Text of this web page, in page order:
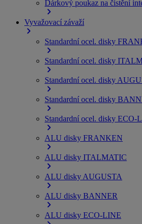
Dárkový poukaz na čistění
Vyvažovací závaží
Standardní ocel. disky
Standardní ocel. disky
Standardní ocel. disky
Standardní ocel. disky
Standardní ocel. disky ECO-
ALU disky FRANKEN
ALU disky ITALMATIC
ALU disky AUGUSTA
ALU disky BANNER
ALU disky ECO-LINE